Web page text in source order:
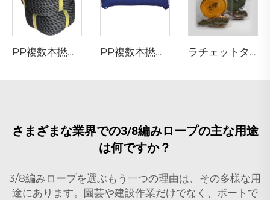
PP複数本撚りコード PP複数本撚りコード ラチェットタイダウン
さまざまな業界での3/8編みロープの主な用途
は何ですか？
3/8編みロープを選ぶもう一つの理由は、その多様な用
途にあります。園芸や建設作業だけでなく、ボートで